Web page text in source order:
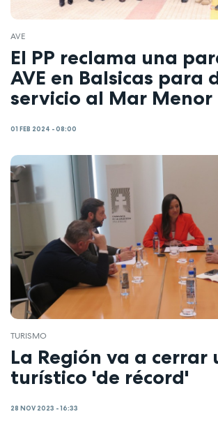
AVE
El PP reclama una
AVE en Balsicas para
servicio al Mar Menor
01 FEB 2024 - 08:00
TURISMO
La Región va a cerrar
turístico 'de récord'
28 NOV 2023 - 16:33